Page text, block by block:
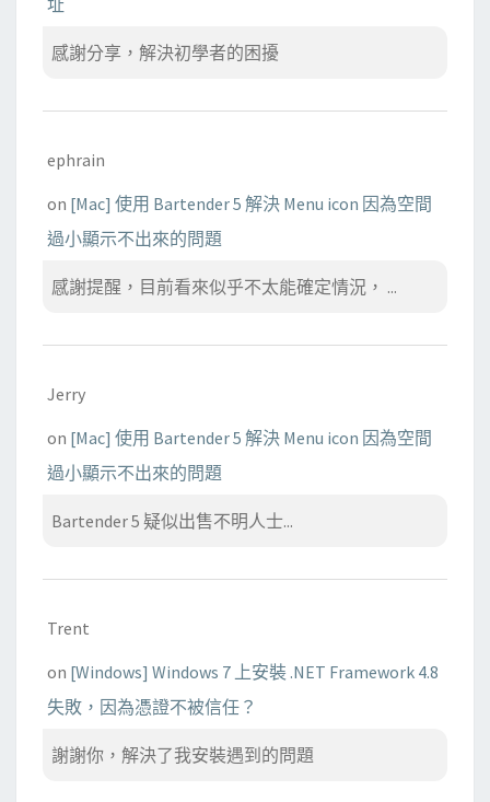
址
感謝分享，解決初學者的困擾
ephrain
on [Mac] 使用 Bartender 5 解決 Menu icon 因為空間
過小顯示不出來的問題
感謝提醒，目前看來似乎不太能確定情況， ...
Jerry
on [Mac] 使用 Bartender 5 解決 Menu icon 因為空間
過小顯示不出來的問題
Bartender 5 疑似出售不明人士...
Trent
on [Windows] Windows 7 上安裝 .NET Framework 4.8
失敗，因為憑證不被信任？
謝謝你，解決了我安裝遇到的問題